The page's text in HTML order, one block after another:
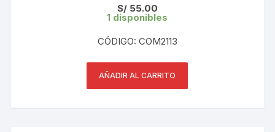
S/55.00
1 disponibles
CÓDIGO: COM2113
AÑADIR AL CARRITO